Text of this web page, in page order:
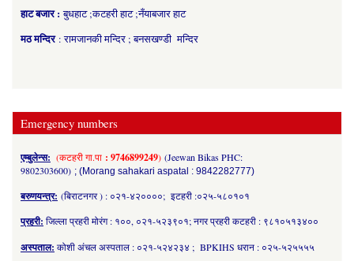
हाट बजार :बुधहाट ;कटहरी हाट ;नँयाबजार हाट
मठ मन्दिर : रामजानकी मन्दिर ; बनसखण्डी मन्दिर
Emergency numbers
एम्बुलेन्स: (कटहरी गा.पा : 9746899249) (Jeewan Bikas PHC:
9802303600) ; (Morang sahakari aspatal : 9842282777)
बरुणयन्त्र: (बिराटनगर ) : ०२१-४२००००; इटहरी :०२५-५८०१०१
प्रहरी: जिल्ला प्रहरी मोरंग : १००, ०२१-५२३९०१; नगर प्रहरी कटहरी : ९८१०५१३४००
अस्पताल: कोशी अंचल अस्पताल : ०२१-५२४२३४ ; BPKIHS धरान : ०२५-५२५५५५